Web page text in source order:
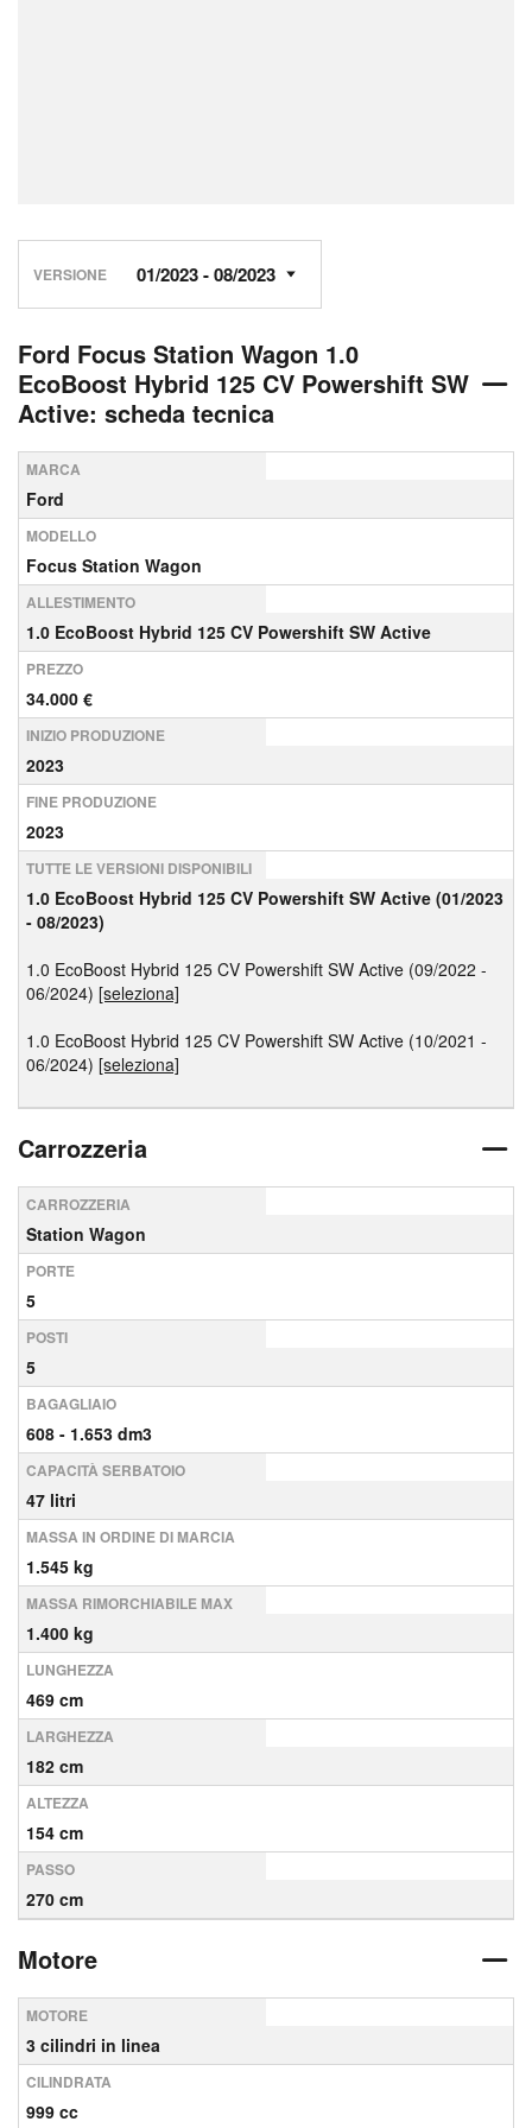
VERSIONE
Ford Focus Station Wagon 1.0
EcoBoost Hybrid 125 CV Powershift SW
Active: scheda tecnica
MARCA
Ford
MODELLO
Focus Station Wagon
ALLESTIMENTO
1.0 EcoBoost Hybrid 125 CV Powershift SW Active
PREZZO
34.000 €
INIZIO PRODUZIONE
2023
FINE PRODUZIONE
2023
TUTTE LE VERSIONI DISPONIBILI
1.0 EcoBoost Hybrid 125 CV Powershift SW Active (01/2023
- 08/2023)
1.0 EcoBoost Hybrid 125 CV Powershift SW Active (09/2022 -
06/2024) [seleziona]
1.0 EcoBoost Hybrid 125 CV Powershift SW Active (10/2021 -
06/2024) [seleziona]
Carrozzeria
CARROZZERIA
Station Wagon
PORTE
5
POSTI
5
BAGAGLIAIO
608 - 1.653 dm3
CAPACITÀ SERBATOIO
47 litri
MASSA IN ORDINE DI MARCIA
1.545 kg
MASSA RIMORCHIABILE MAX
1.400 kg
LUNGHEZZA
469 cm
LARGHEZZA
182 cm
ALTEZZA
154 cm
PASSO
270 cm
Motore
MOTORE
3 cilindri in linea
CILINDRATA
999 cc